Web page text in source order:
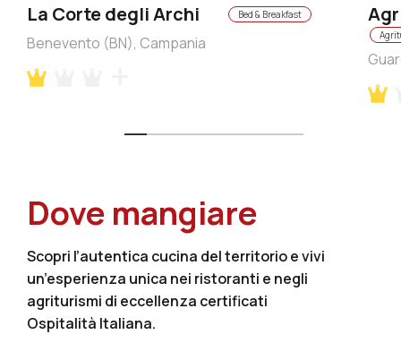
La Corte degli Archi Bed & Breakfast
Benevento (BN), Campania
Dove mangiare
Scopri l’autentica cucina del territorio e vivi
un’esperienza unica nei ristoranti e negli
agriturismi di eccellenza certificati
Ospitalità Italiana.